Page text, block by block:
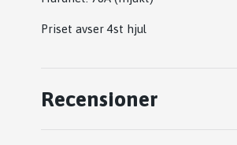
Priset avser 4st hjul
Recensioner